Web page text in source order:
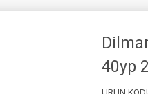
40yp